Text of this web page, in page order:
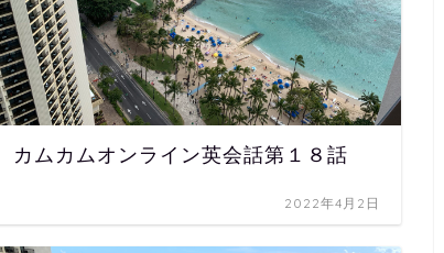
カムカムオンライン英会話第１８話
2022年4月2日